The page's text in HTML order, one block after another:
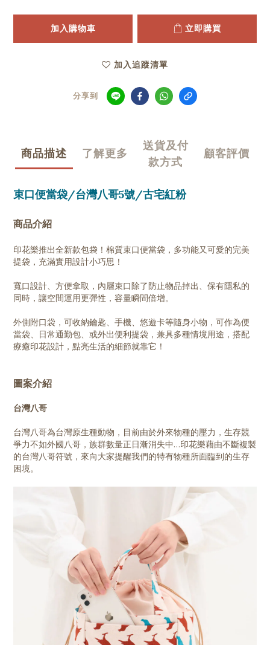
加入購物車 立即購買
加入追蹤清單
分享到
商品描述 了解更多
送貨及付
款方式
顧客評價
束口便當袋/台灣八哥5號/古宅紅粉
商品介紹
印花樂推出全新款包袋！棉質束口便當袋，多功能又可愛的完美
提袋，充滿實用設計小巧思！
寬口設計、方便拿取，內層束口除了防止物品掉出、保有隱私的
同時，讓空間運用更彈性，容量瞬間倍增。
外側附口袋，可收納鑰匙、手機、悠遊卡等隨身小物，可作為便
當袋、日常通勤包、或外出便利提袋，兼具多種情境用途，搭配
療癒印花設計，點亮生活的細節就靠它！
圖案介紹
台灣八哥
台灣八哥為台灣原生種動物，目前由於外來物種的壓力，生存競
爭力不如外國八哥，族群數量正日漸消失中…印花樂藉由不斷複製
的台灣八哥符號，來向大家提醒我們的特有物種所面臨到的生存
困境。